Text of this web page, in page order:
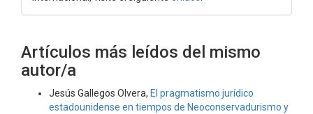
Artículos más leídos del mismo
autor/a
Jesús Gallegos Olvera, El pragmatismo jurídico
estadounidense en tiempos de Neoconservadurismo y